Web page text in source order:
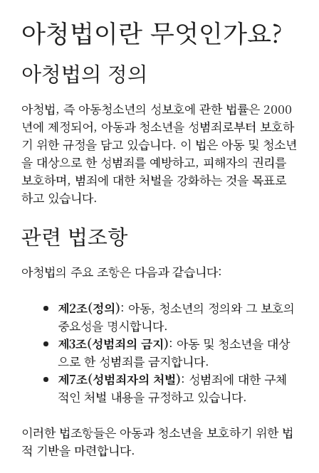
아청법이란 무엇인가요?
아청법의 정의
아청법, 즉 아동청소년의 성보호에 관한 법률은 2000
년에 제정되어, 아동과 청소년을 성범죄로부터 보호하
기 위한 규정을 담고 있습니다. 이 법은 아동 및 청소년
을 대상으로 한 성범죄를 예방하고, 피해자의 권리를
보호하며, 범죄에 대한 처벌을 강화하는 것을 목표로
하고 있습니다.
관련 법조항
아청법의 주요 조항은 다음과 같습니다:
제2조(정의): 아동, 청소년의 정의와 그 보호의
중요성을 명시합니다.
제3조(성범죄의 금지): 아동 및 청소년을 대상
으로 한 성범죄를 금지합니다.
제7조(성범죄자의 처벌): 성범죄에 대한 구체
적인 처벌 내용을 규정하고 있습니다.
이러한 법조항들은 아동과 청소년을 보호하기 위한 법
적 기반을 마련합니다.